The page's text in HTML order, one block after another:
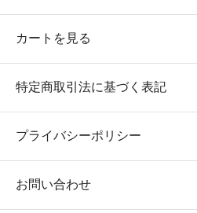
カートを見る
特定商取引法に基づく表記
プライバシーポリシー
お問い合わせ